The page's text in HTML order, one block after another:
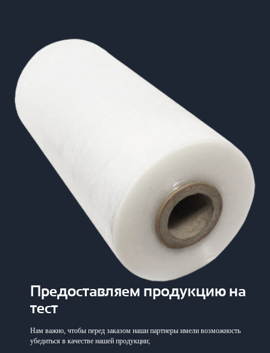
Предоставляем продукцию на
тест
Нам важно, чтобы перед заказом наши партнеры имели возможность
убедиться в качестве нашей продукции;